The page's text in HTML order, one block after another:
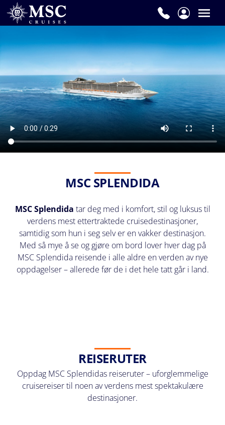
MSC SPLENDIDA
MSC Splendida tar deg med i komfort, stil og luksus til
verdens mest ettertraktede cruisedestinasjoner,
samtidig som hun i seg selv er en vakker destinasjon.
Med så mye å se og gjøre om bord lover hver dag på
MSC Splendida reisende i alle aldre en verden av nye
oppdagelser – allerede før de i det hele tatt går i land.
REISERUTER
Oppdag MSC Splendidas reiseruter – uforglemmelige
cruisereiser til noen av verdens mest spektakulære
destinasjoner.